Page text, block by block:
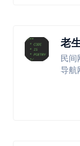
老
民间
导航